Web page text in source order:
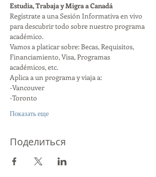
Estudia, Trabaja y Migra a Canadá
Regístrate a una Sesión Informativa en vivo
para descubrir todo sobre nuestro programa
académico.
Vamos a platicar sobre: Becas, Requisitos,
Financiamiento, Visa, Programas
académicos, etc.
Aplica a un programa y viaja a:
-Vancouver
-Toronto
Показать еще
Поделиться